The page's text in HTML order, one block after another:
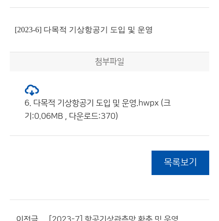
[2023-6] 다목적 기상항공기 도입 및 운영
첨부파일
6. 다목적 기상항공기 도입 및 운영.hwpx (크
기:0.06MB , 다운로드:370)
목록보기